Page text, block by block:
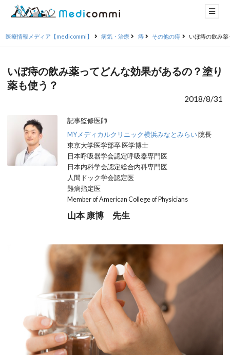
医療情報メディア【medicommi】 病気・治療 痔 その他の痔 いぼ痔の飲み
いぼ痔の飲み薬ってどんな効果があるの？塗り
薬も使う？
2018/8/31
記事監修医師
MYメディカルクリニック横浜みなとみらい院長
東京大学医学部卒 医学博士
日本呼吸器学会認定呼吸器専門医
日本内科学会認定総合内科専門医
人間ドック学会認定医
難病指定医
Member of American College of Physicians
山本 康博 先生